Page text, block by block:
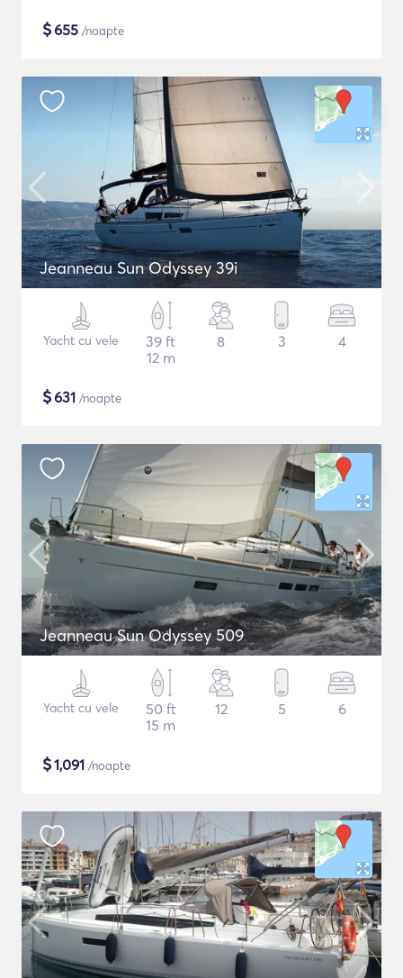
$655 /noapte
Jeanneau Sun Odyssey 39i
Yacht cu vele
39 ft
12 m
8 3 4
$631 /noapte
Jeanneau Sun Odyssey 509
Yacht cu vele
50 ft
15 m
12 5 6
$1,091 /noapte